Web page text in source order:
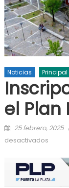
Noticias Principal
el Plan
Posted on
25 febrero, 2025
desactivados